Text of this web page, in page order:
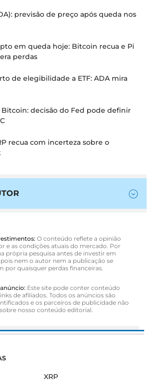
previsão de preço após queda nos
em queda hoje: Bitcoin recua e Pi
perdas
de elegibilidade a ETF: ADA mira
Bitcoin: decisão do Fed pode definir
recua com incerteza sobre o
O conteúdo reflete a opinião
e as condições atuais do mercado. Por
própria pesquisa antes de investir em
nem o autor nem a publicação se
por quaisquer perdas financeiras.
Este site pode conter conteúdo
de afiliados. Todos os anúncios são
e os parceiros de publicidade não
nosso conteúdo editorial.
XRP